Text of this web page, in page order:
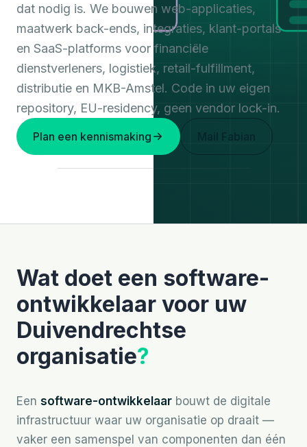
dat nodig is. We bouwen web-applicaties,
maatwerk back-ends, integraties, klant-portals
en SaaS-platforms voor financiële
dienstverleners, logistiek, retail-fulfillment,
distributie en MKB-Amstel. Code in uw eigen
repository, EU-residency, geen vendor lock-in.
Plan een kennismaking Mail Fabian
Wat doet een software-
ontwikkelaar voor uw
Duivendrechtse
organisatie?
Een software-ontwikkelaar bouwt de digitale
infrastructuur waar uw organisatie op draait —
vaker een samenspel van componenten dan één